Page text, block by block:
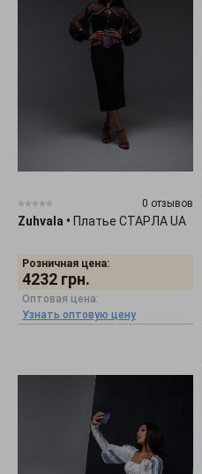
0 отзывов
Zuhvala • Платье СТАРЛА UA
Розничная цена:
4232 грн.
Оптовая цена:
Узнать оптовую цену